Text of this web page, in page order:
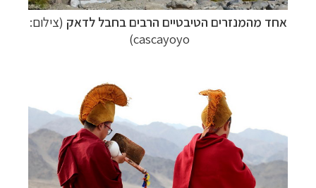
אחד מהמנזרים הטיבטיים הרבים בחבל לדאק (צילום:
cascayoyo)